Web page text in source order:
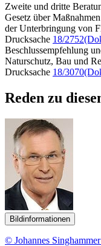
Zweite und dritte
Gesetz über
der Unterbringung von
Drucksache 18/2752
Beschlussempfehlung
Naturschutz, Bau und
Drucksache 18/3070
Reden zu
Bildinformationen
© Johannes